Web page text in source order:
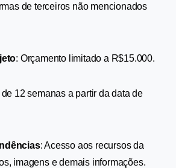
de terceiros não mencionados
: Orçamento limitado a R$15.000.
12 semanas a partir da data de
: Acesso aos recursos da
imagens e demais informações.